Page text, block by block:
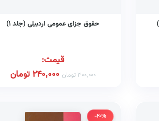
حقوق جزای عمومی اردبیلی (جلد ۱)
قیمت:
300,000تومان 240,000تومان
-20%